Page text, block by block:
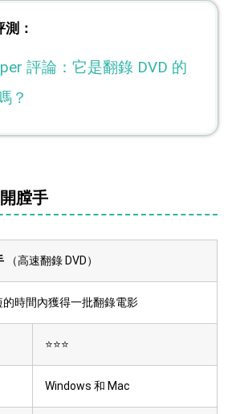
：
評論：它是翻錄 DVD 的
？
膛手
（高速翻錄 DVD）
的時間內獲得一批翻錄電影
⭐⭐⭐
Windows 和 Mac